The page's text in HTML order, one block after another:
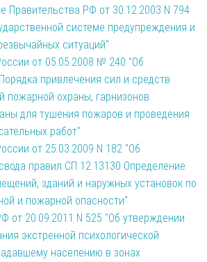
Правительства РФ от 30.12.2003 N 794
системе предупреждения и
ситуаций"
от 05.05.2008 № 240 "Об
привлечения сил и средств
пожарной охраны, гарнизонов
для тушения пожаров и проведения
работ"
от 25.03.2009 N 182 "Об
правил СП 12.13130 Определение
зданий и наружных установок по
и пожарной опасности"
от 20.09.2011 N 525 "Об утверждении
экстренной психологической
населению в зонах